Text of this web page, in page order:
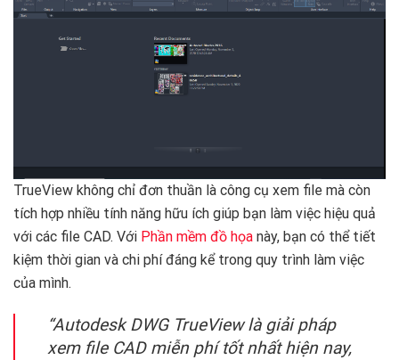
TrueView không chỉ đơn thuần là công cụ xem file mà còn
tích hợp nhiều tính năng hữu ích giúp bạn làm việc hiệu quả
với các file CAD. Với Phần mềm đồ họa này, bạn có thể tiết
kiệm thời gian và chi phí đáng kể trong quy trình làm việc
của mình.
“Autodesk DWG TrueView là giải pháp
xem file CAD miễn phí tốt nhất hiện nay,